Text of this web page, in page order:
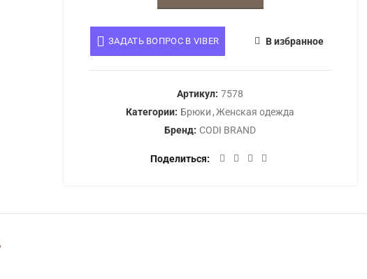
ЗАДАТЬ ВОПРОС В VIBER В избранное
Артикул: 7578
Категории: Брюки ,Женская одежда
Бренд: CODI BRAND
Поделиться